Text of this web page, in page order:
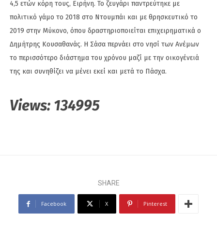
4,5 ετών κόρη τους, Ειρήνη. Το ζευγάρι παντρεύτηκε με
πολιτικό γάμο το 2018 στο Ντουμπάι και με θρησκευτικό το
2019 στην Μύκονο, όπου δραστηριοποιείται επιχειρηματικά ο
Δημήτρης Κουσαθανάς. H Σάσα περνάει στο νησί των Ανέμων
το περισσότερο διάστημα του χρόνου μαζί με την οικογένειά
της και συνηθίζει να μένει εκεί και μετά το Πάσχα.
Views: 134995
SHARE
Facebook X Pinterest